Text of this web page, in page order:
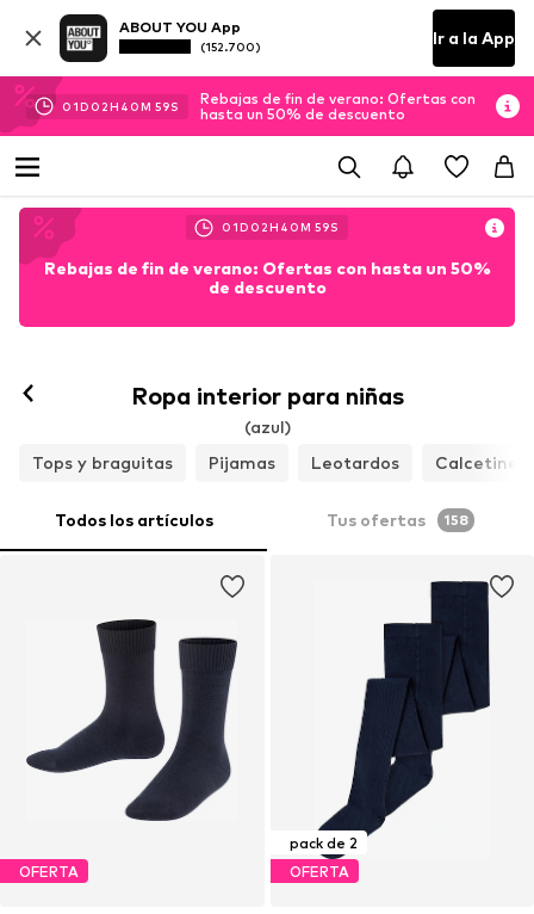
ABOUT YOU App
(152.700) Ir a la App
01D 02H 40M 58S
Rebajas de fin de verano: Ofertas con
hasta un 50% de descuento
01D 02H 40M 58S
Rebajas de fin de verano: Ofertas con hasta un 50%
de descuento
Ropa interior para niñas
(azul)
Tops y braguitas
Pijamas Leotardos Calcetines
Todos los artículos Tus ofertas 158
OFERTA
pack de 2
OFERTA